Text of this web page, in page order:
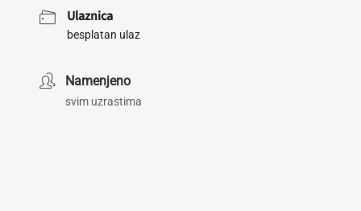
Ulaznica
besplatan ulaz
Namenjeno
svim uzrastima